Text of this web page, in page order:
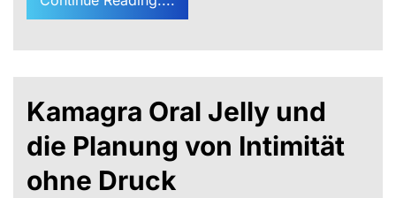
Kamagra Oral Jelly und
die Planung von Intimität
ohne Druck